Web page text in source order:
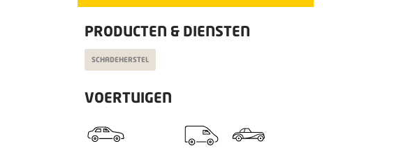
PRODUCTEN & DIENSTEN
SCHADEHERSTEL
VOERTUIGEN